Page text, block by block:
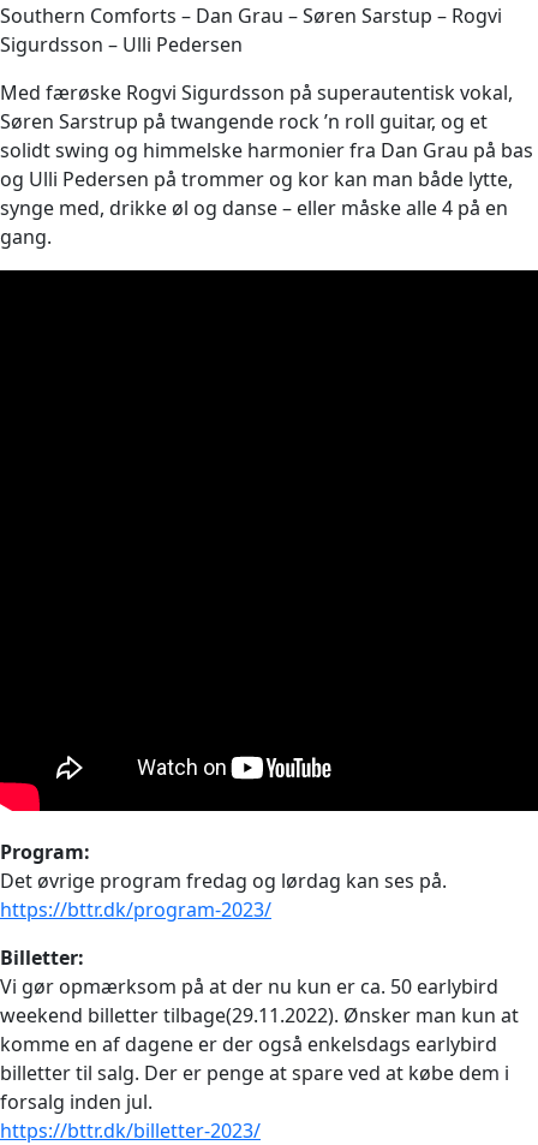
Southern Comforts – Dan Grau – Søren Sarstup – Rogvi
Sigurdsson – Ulli Pedersen
Med færøske Rogvi Sigurdsson på superautentisk vokal,
Søren Sarstrup på twangende rock ’n roll guitar, og et
solidt swing og himmelske harmonier fra Dan Grau på bas
og Ulli Pedersen på trommer og kor kan man både lytte,
synge med, drikke øl og danse – eller måske alle 4 på en
gang.
Program:
Det øvrige program fredag og lørdag kan ses på.
https://bttr.dk/program-2023/
Billetter:
Vi gør opmærksom på at der nu kun er ca. 50 earlybird
weekend billetter tilbage(29.11.2022). Ønsker man kun at
komme en af dagene er der også enkelsdags earlybird
billetter til salg. Der er penge at spare ved at købe dem i
forsalg inden jul.
https://bttr.dk/billetter-2023/